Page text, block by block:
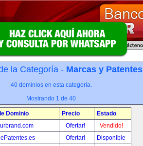
la Categoría - Marcas y Patentes
40 dominios en esta categoría.
Mostrando 1 de 40
Dominio Precio
Estado
Ofertar!
Vendido!
Ofertar!
Disponible